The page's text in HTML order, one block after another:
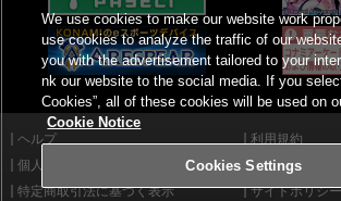
ヘルプ
利用規約
個人情報等保護方針
外部送信につい
特定商取引法に基づく表示
サイトポリシー
We use cookies to make our website work
use cookies to analyze the traffic of our
you with the advertisement tailored to your
nk our website to the social media. If you select
Cookies”, all of these cookies will be used on
Cookie Notice
Cookies Settings